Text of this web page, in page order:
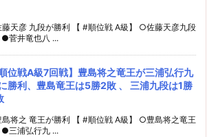
天彦 九段が勝利 【 #順位戦 A級】 ○佐藤天彦九段
●菅井竜也八 ...
順位戦A級7回戦】豊島将之竜王が三浦弘行九
勝利、豊島竜王は5勝2敗 、 三浦九段は1勝
将之 竜王が勝利 【 #順位戦 A級】 ○豊島将之竜王
●三浦弘行九 ...